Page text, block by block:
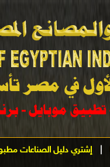
إشتري دليل الصناعات